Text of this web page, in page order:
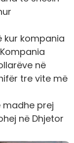
kur kompania
në
tre vite më
madhe prej
në Dhjetor